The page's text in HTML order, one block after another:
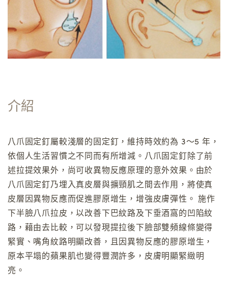
介紹
八爪固定釘屬較淺層的固定釘，維持時效約為 3～5 年，
依個人生活習慣之不同而有所增減。八爪固定釘除了前
述拉提效果外，尚可收異物反應原理的意外效果。由於
八爪固定釘乃埋入真皮層與擴頸肌之間去作用，將使真
皮層因異物反應而促進膠原增生，增強皮膚彈性。 施作
下半臉八爪拉皮，以改善下巴紋路及下垂酒窩的凹陷紋
路，藉由去比較，可以發現提拉後下臉部雙頻線條變得
緊實、嘴角紋路明顯改善，且因異物反應的膠原增生，
原本平塌的蘋果肌也變得豐潤許多，皮膚明顯緊緻明
亮。